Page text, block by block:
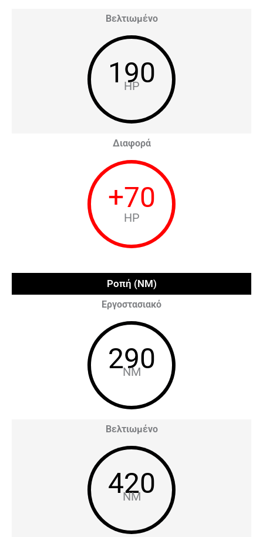
Βελτιωμένο
190
HP
Διαφορά
+70
HP
Ροπή (NM)
Εργοστασιακό
290
NM
Βελτιωμένο
420
NM